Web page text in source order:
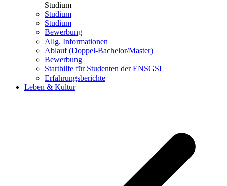
Studium
Studium
Studium
Bewerbung
Allg. Informationen
Ablauf (Doppel-Bachelor/Master)
Bewerbung
Starthilfe für Studenten der ENSGSI
Erfahrungsberichte
Leben & Kultur